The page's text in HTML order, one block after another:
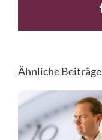
Ähnliche Beiträge